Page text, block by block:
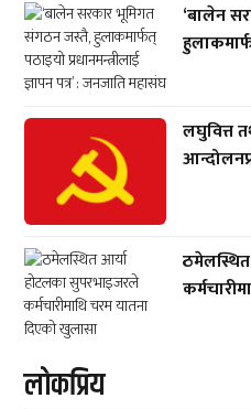
‘बालेन
लघुवित्त
लाेकप्रिय